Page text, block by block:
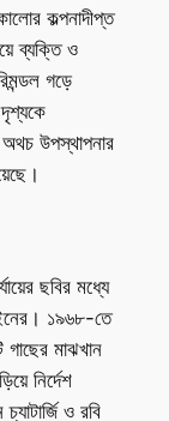
কল্পনাদীপ্ত
ব্যক্তি ও
গড়ে
উপস্থাপনার
ছবির মধ্যে
১৯৬৮-তে
মাঝখান
নির্দেশ
ও রবি